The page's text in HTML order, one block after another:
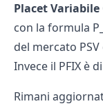
Placet Variabile
con la formula
del mercato
Invece il PFIX è
Rimani